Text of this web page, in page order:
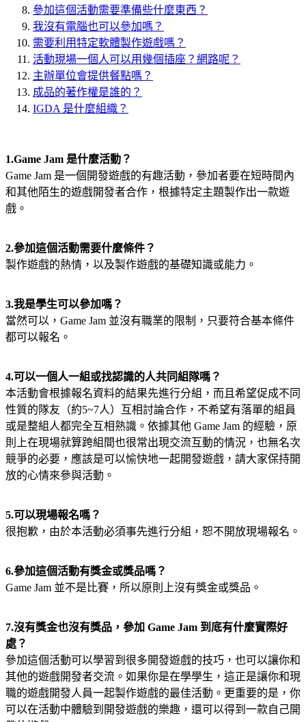
參加這個活動需要準備些什麼東西？
我沒有電腦也可以參加嗎？
需要利用特定軟體製作遊戲嗎？
活動現場一個人可以用幾個插座？網路呢？
主辦單位會提供餐點嗎？
成品的著作權是誰的？
IGDA 是什麼組織？
1.Game Jam 是什麼活動？
Game Jam 是一個開發遊戲的有趣活動，參加者要在短時間內
和其他陌生的遊戲開發者合作，根據特定主題製作出一款遊
戲。
2.參加這個活動需要什麼條件？
製作遊戲的熱情，以及製作遊戲的基礎知識或能力。
3.我是學生可以參加嗎？
當然可以，Game Jam 並沒有職業的限制，只要符合基本條件
都可以報名。
4.可以一個人一組或找認識的人共同組隊嗎？
本活動會根據報名資料的結果先進行分組，而且希望促成不同
性質的隊友（約5~7人）互相討論合作，不希望有落單的組員
或是整組人都完全互相熟識。依據其他 Game Jam 的經驗，原
則上在現場就算跨組間也很常出現交流互動的情況，也無名次
競爭的必要，應該是可以愉快地一起開發遊戲，請大家保持開
放的心情來參與活動。
5.可以現場報名嗎？
很抱歉，由於本活動必須事先進行分組，恕不開放現場報名。
6.參加這個活動有獎金或獎品嗎？
Game Jam 並不是比賽，所以原則上沒有獎金或獎品。
7.沒有獎金也沒有獎品，參加 Game Jam 到底有什麼實際好
處？
參加這個活動可以學習到很多開發遊戲的技巧，也可以讓你和
其他的遊戲開發者交流。如果你是在學學生，這正是讓你和現
職的遊戲開發人員一起製作遊戲的最佳活動。更重要的是，你
可以在活動中體驗到開發遊戲的樂趣，還可以得到一款自己開